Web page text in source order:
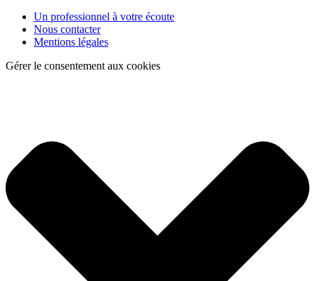
Un professionnel à votre écoute
Nous contacter
Mentions légales
Gérer le consentement aux cookies